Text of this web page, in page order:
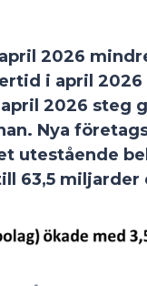
2026
i april 2026
2026 steg
Nya
utestående
63,5 miljarder